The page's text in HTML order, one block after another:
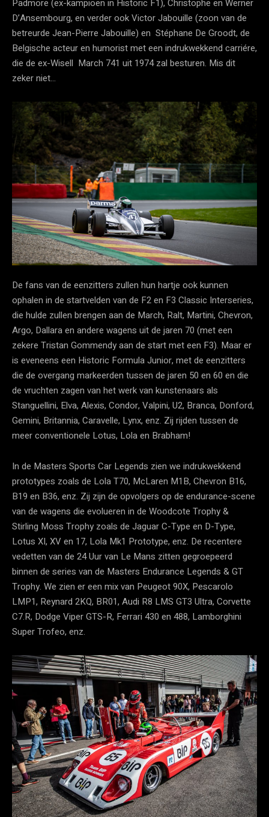
Padmore (ex-kampioen in Historic F1), Christophe en Werner
D’Ansembourg, en verder ook Victor Jabouille (zoon van de
betreurde Jean-Pierre Jabouille) en Stéphane De Groodt, de
Belgische acteur en humorist met een indrukwekkend carriére,
die de ex-Wisell March 741 uit 1974 zal besturen. Mis dit
zeker niet…
De fans van de eenzitters zullen hun hartje ook kunnen
ophalen in de startvelden van de F2 en F3 Classic Interseries,
die hulde zullen brengen aan de March, Ralt, Martini, Chevron,
Argo, Dallara en andere wagens uit de jaren 70 (met een
zekere Tristan Gommendy aan de start met een F3). Maar er
is eveneens een Historic Formula Junior, met de eenzitters
die de overgang markeerden tussen de jaren 50 en 60 en die
de vruchten zagen van het werk van kunstenaars als
Stanguellini, Elva, Alexis, Condor, Valpini, U2, Branca, Donford,
Gemini, Britannia, Caravelle, Lynx, enz. Zij rijden tussen de
meer conventionele Lotus, Lola en Brabham!
In de Masters Sports Car Legends zien we indrukwekkend
prototypes zoals de Lola T70, McLaren M1B, Chevron B16,
B19 en B36, enz. Zij zijn de opvolgers op de endurance-scene
van de wagens die evolueren in de Woodcote Trophy &
Stirling Moss Trophy zoals de Jaguar C-Type en D-Type,
Lotus XI, XV en 17, Lola Mk1 Prototype, enz. De recentere
vedetten van de 24 Uur van Le Mans zitten gegroepeerd
binnen de series van de Masters Endurance Legends & GT
Trophy. We zien er een mix van Peugeot 90X, Pescarolo
LMP1, Reynard 2KQ, BR01, Audi R8 LMS GT3 Ultra, Corvette
C7.R, Dodge Viper GTS-R, Ferrari 430 en 488, Lamborghini
Super Trofeo, enz.